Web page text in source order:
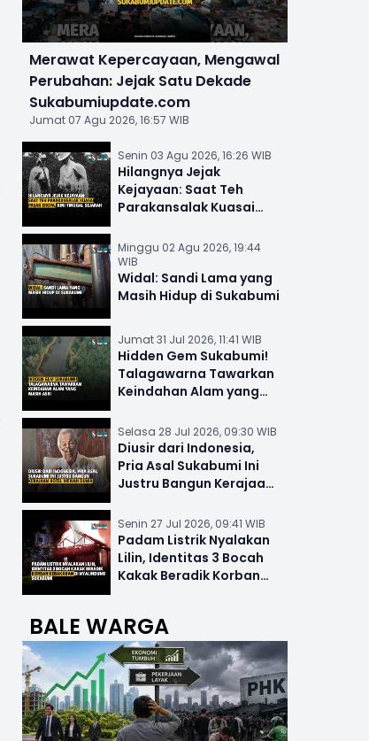
Merawat Kepercayaan, Mengawal
Perubahan: Jejak Satu Dekade
Sukabumiupdate.com
Jumat 07 Agu 2026, 16:57 WIB
Senin 03 Agu 2026, 16:26 WIB
Hilangnya Jejak
Kejayaan: Saat Teh
Parakansalak Kuasai
Sejarah
Minggu 02 Agu 2026, 19:44
WIB
Widal: Sandi Lama yang
Masih Hidup di Sukabumi
Jumat 31 Jul 2026, 11:41 WIB
Hidden Gem Sukabumi!
Talagawarna Tawarkan
Keindahan Alam yang
Selasa 28 Jul 2026, 09:30 WIB
Diusir dari Indonesia,
Pria Asal Sukabumi Ini
Justru Bangun Kerajaan
Senin 27 Jul 2026, 09:41 WIB
Padam Listrik Nyalakan
Lilin, Identitas 3 Bocah
Kakak Beradik Korban
BALE WARGA